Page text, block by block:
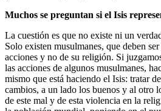
Muchos se preguntan si el Isis
La cuestión es que no existe ni un
Solo existen musulmanes, que deben
acciones y no de su religión. Si
las acciones de algunos musulmanes,
mismo que está haciendo el Isis: tratar
cambios, a un lado los buenos y al otro
de este mal y de esta violencia en la